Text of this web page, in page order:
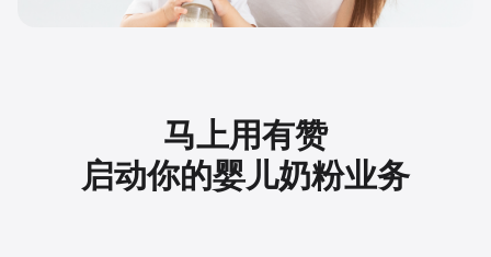
马上用有赞
启动你的婴儿奶粉业务